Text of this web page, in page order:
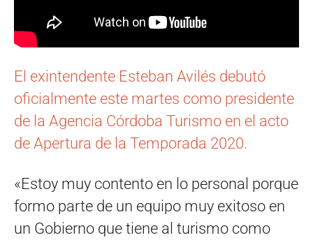
El exintendente Esteban Avilés debutó
oficialmente este martes como presidente
de la Agencia Córdoba Turismo en el acto
de Apertura de la Temporada 2020.
«Estoy muy contento en lo personal porque
formo parte de un equipo muy exitoso en
un Gobierno que tiene al turismo como